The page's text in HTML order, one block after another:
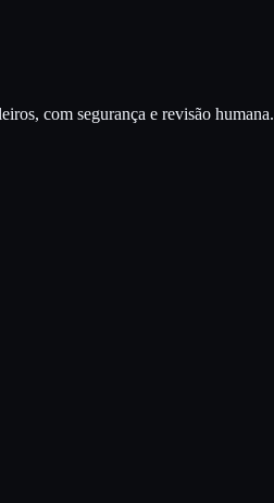
com segurança e revisão humana.